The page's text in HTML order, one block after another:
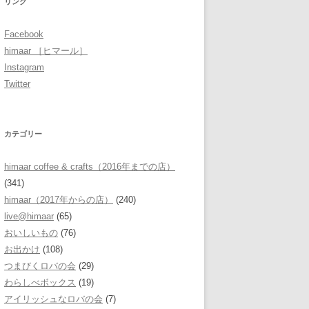
Facebook
himaar ［ヒマール］
Instagram
Twitter
カテゴリー
himaar coffee & crafts（2016年までの店）
(341)
himaar（2017年からの店）
(240)
live@himaar (65)
おいしいもの (76)
お出かけ (108)
つまびくロバの会 (29)
わらしべボックス (19)
アイリッシュなロバの会 (7)